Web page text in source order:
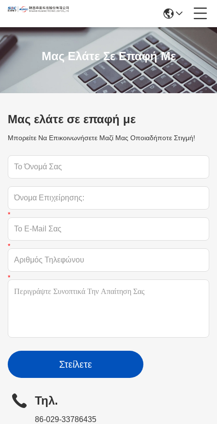
Μας Ελάτε Σε Επαφή Με
Μας ελάτε σε επαφή με
Μπορείτε Να Επικοινωνήσετε Μαζί Μας Οποιαδήποτε Στιγμή!
Στείλετε
Τηλ.
86-029-33786435